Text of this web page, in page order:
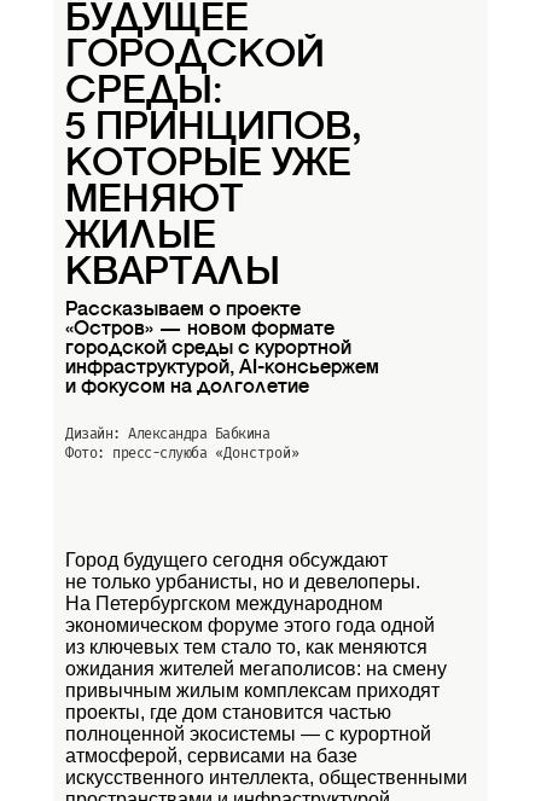
БУДУЩЕЕ
ГОРОДСКОЙ
СРЕДЫ:
5 ПРИНЦИПОВ,
КОТОРЫЕ УЖЕ
МЕНЯЮТ
ЖИЛЫЕ
КВАРТАЛЫ
Рассказываем о проекте
«Остров» — новом формате
городской среды с курортной
инфраструктурой, AI-консьержем
и фокусом на долголетие
Дизайн: Александра Бабкина
Фото: пресс-слуюба «Донстрой»
Город будущего сегодня обсуждают
не только урбанисты, но и девелоперы.
На Петербургском международном
экономическом форуме этого года одной
из ключевых тем стало то, как меняются
ожидания жителей мегаполисов: на смену
привычным жилым комплексам приходят
проекты, где дом становится частью
полноценной экосистемы — с курортной
атмосферой, сервисами на базе
искусственного интеллекта, общественными